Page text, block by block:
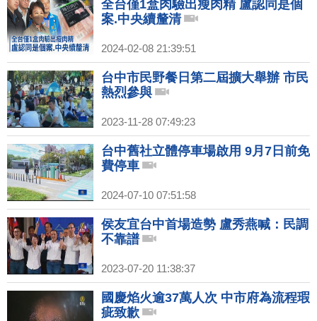
全台僅1盒肉驗出瘦肉精 盧認同是個
案.中央續釐清
2024-02-08 21:39:51
台中市民野餐日第二屆擴大舉辦 市民
熱烈參與
2023-11-28 07:49:23
台中舊社立體停車場啟用 9月7日前免
費停車
2024-07-10 07:51:58
侯友宜台中首場造勢 盧秀燕喊：民調
不靠譜
2023-07-20 11:38:37
國慶焰火逾37萬人次 中市府為流程瑕
疵致歉